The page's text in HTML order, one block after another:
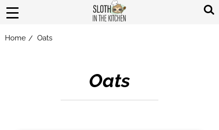
Home / Oats
Oats